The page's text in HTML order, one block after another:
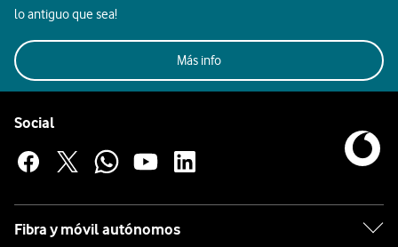
Grandes empresas
Particulares
MóvilesGamingSmartwatchOrdenadores
Auriculares
Rowenta
Samsung
lo antiguo que sea!
Más info
Social
Fibra y móvil autónomos